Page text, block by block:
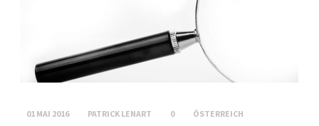
01 MAI 2016 PATRICK LENART 0 ÖSTERREICH